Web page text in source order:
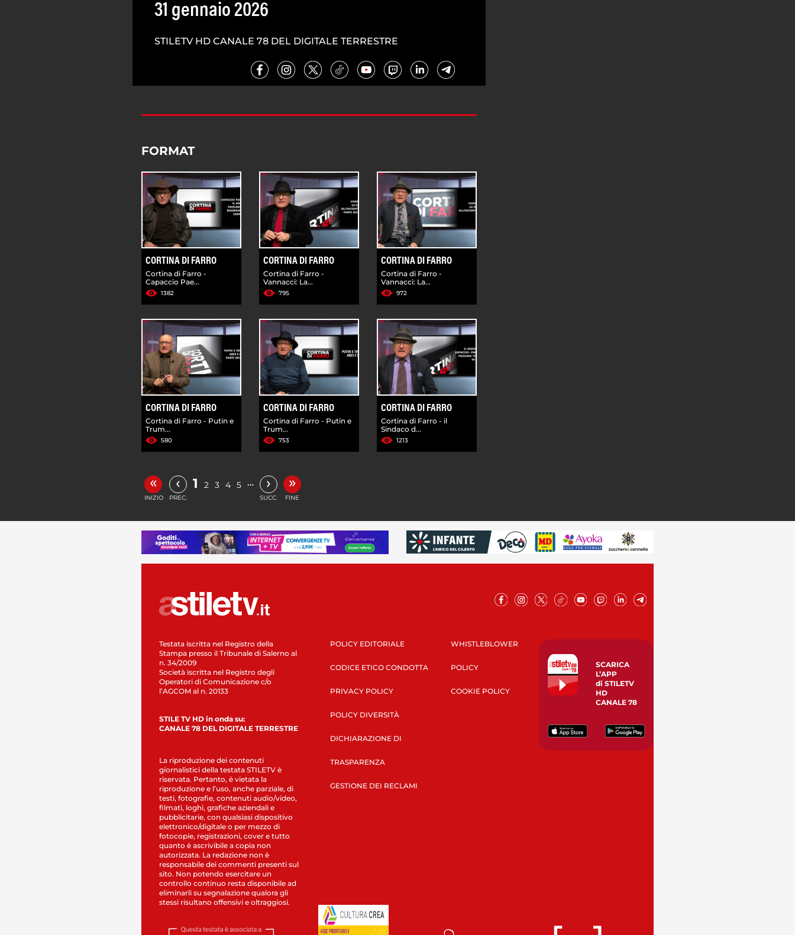
31 gennaio 2026
STILETV HD CANALE 78 DEL DIGITALE TERRESTRE
FORMAT
CORTINA DI FARRO
Cortina di Farro -
Capaccio Pae...
1382
CORTINA DI FARRO
Cortina di Farro -
Vannacci: La...
795
CORTINA DI FARRO
Cortina di Farro -
Vannacci: La...
972
CORTINA DI FARRO
Cortina di Farro - Putin e
Trum...
580
CORTINA DI FARRO
Cortina di Farro - Putin e
Trum...
753
CORTINA DI FARRO
Cortina di Farro - il
Sindaco d...
1213
«
INIZIO
‹
PREC.
1 2 3 4 5 … ›
SUCC.
»
FINE
Testata iscritta nel Registro della
Stampa presso il Tribunale di Salerno al
n. 34/2009
Società iscritta nel Registro degli
Operatori di Comunicazione c/o
l’AGCOM al n. 20133
STILE TV HD in onda su:
CANALE 78 DEL DIGITALE TERRESTRE
La riproduzione dei contenuti
giornalistici della testata STILETV è
riservata. Pertanto, è vietata la
riproduzione e l’uso, anche parziale, di
testi, fotografie, contenuti audio/video,
filmati, loghi, grafiche aziendali e
pubblicitarie, con qualsiasi dispositivo
elettronico/digitale o per mezzo di
fotocopie, registrazioni, cover e tutto
quanto è ascrivibile a copia non
autorizzata. La redazione non è
responsabile dei commenti presenti sul
sito. Non potendo esercitare un
controllo continuo resta disponibile ad
eliminarli su segnalazione qualora gli
stessi risultano offensivi e oltraggiosi.
POLICY EDITORIALE
CODICE ETICO CONDOTTA
PRIVACY POLICY
POLICY DIVERSITÀ
DICHIARAZIONE DI
TRASPARENZA
GESTIONE DEI RECLAMI
WHISTLEBLOWER
POLICY
COOKIE POLICY
SCARICA
L’APP
di STILETV
HD
CANALE 78